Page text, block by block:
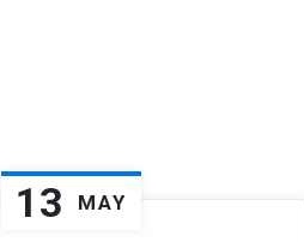
13 MAY